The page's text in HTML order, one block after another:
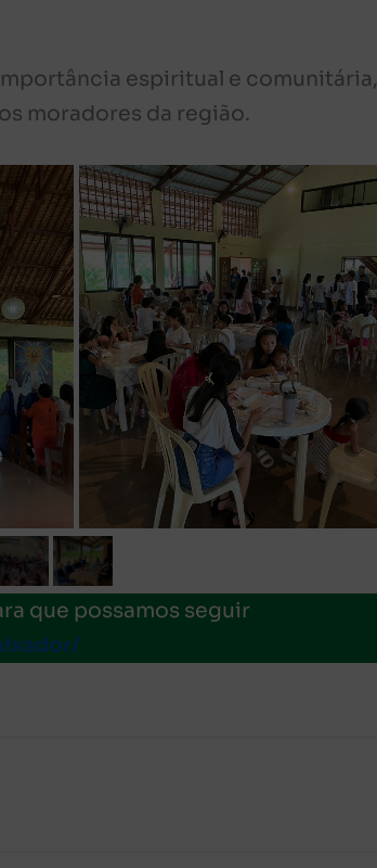
espiritual e comunitária,
moradores da região.
que possamos seguir